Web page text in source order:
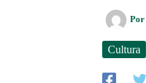
Por
Cultura